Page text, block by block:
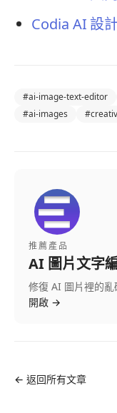
Codia AI 設
#ai-image-text-editor
#ai-images #
推薦產品
AI 圖片文字
修復 AI 圖片裡的亂
開啟 →
← 返回所有文章